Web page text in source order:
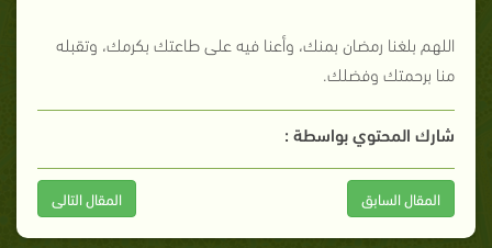
اللهم بلغنا رمضان بمنك، وأعنا فيه على طاعتك بكرمك، وتقبله
منا برحمتك وفضلك.
شارك المحتوي بواسطة :
المقال السابق المقال التالى